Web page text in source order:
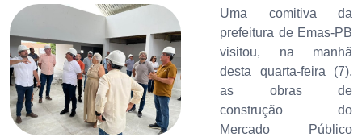
Uma comitiva da
prefeitura de Emas-PB
visitou, na manhã
desta quarta-feira (7),
as obras de
construção do
Mercado Público